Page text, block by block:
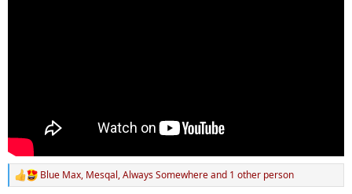
R
Blue Max, Mesqal,Always Somewhereand 1 other person